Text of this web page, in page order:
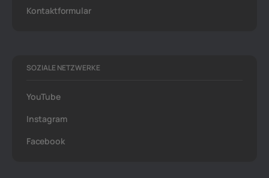
Kontaktformular
SOZIALE NETZWERKE
YouTube
Instagram
Facebook